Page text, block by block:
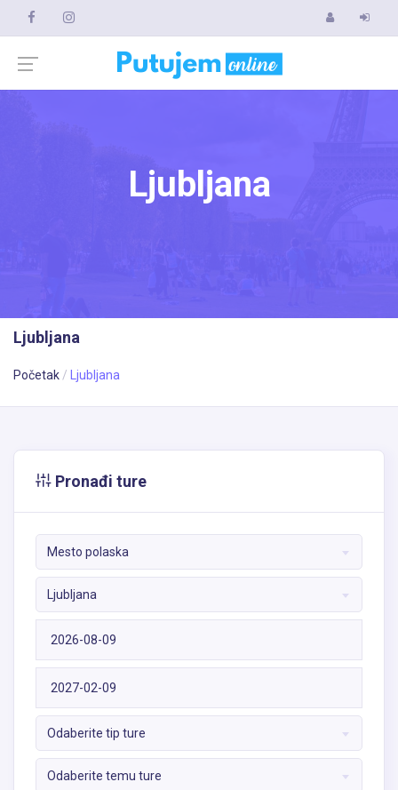
Ljubljana
Ljubljana
Početak Ljubljana
Pronađi ture
Mesto polaska
Ljubljana
Odaberite tip ture
Odaberite temu ture